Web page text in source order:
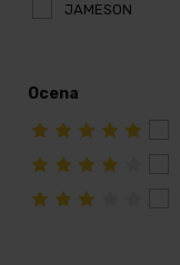
JAMESON
Ocena